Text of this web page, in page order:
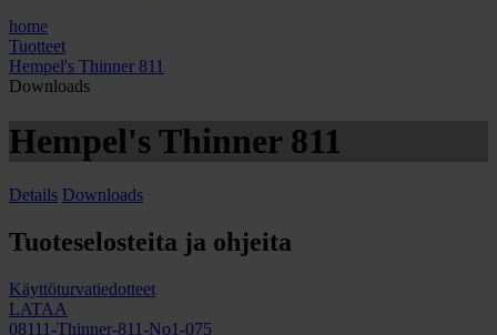
home
Tuotteet
Hempel's Thinner 811
Downloads
Hempel's Thinner 811
Details Downloads
Tuoteselosteita ja ohjeita
Käyttöturvatiedotteet
LATAA
08111-Thinner-811-No1-075